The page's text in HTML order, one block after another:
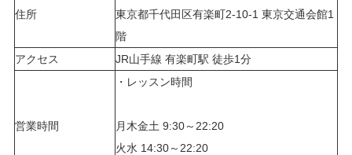
住所
東京都千代田区有楽町2-10-1 東京交通会館1
階
アクセス
JR山手線 有楽町駅 徒歩1分
営業時間
・レッスン時間
月木金土 9:30～22:20
火水 14:30～22:20